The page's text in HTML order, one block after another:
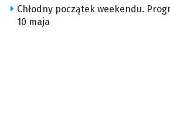
Chłodny początek weekendu.
10 maja